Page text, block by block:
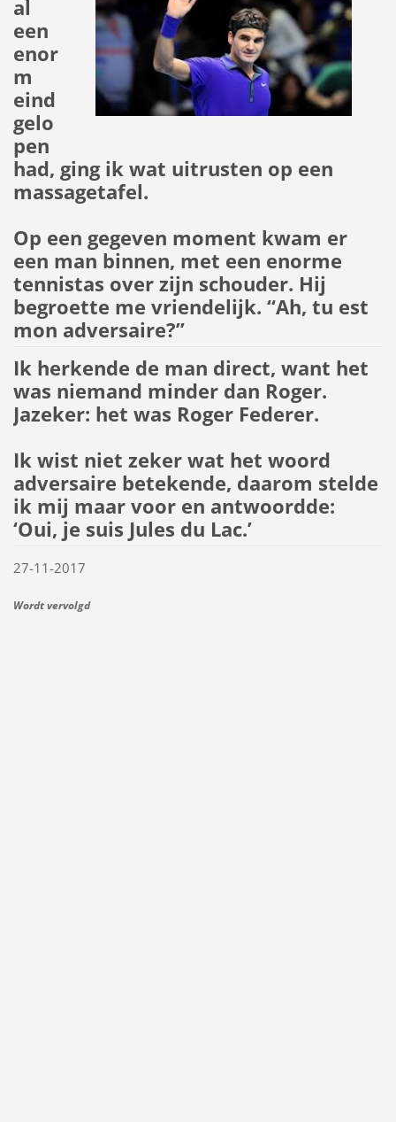
al
een
enor
m
eind
gelo
pen
had, ging ik wat uitrusten op een
massagetafel.
Op een gegeven moment kwam er
een man binnen, met een enorme
tennistas over zijn schouder. Hij
begroette me vriendelijk. “Ah, tu est
mon adversaire?”
Ik herkende de man direct, want het
was niemand minder dan Roger.
Jazeker: het was Roger Federer.
Ik wist niet zeker wat het woord
adversaire betekende, daarom stelde
ik mij maar voor en antwoordde:
‘Oui, je suis Jules du Lac.’
27-11-2017
Wordt vervolgd